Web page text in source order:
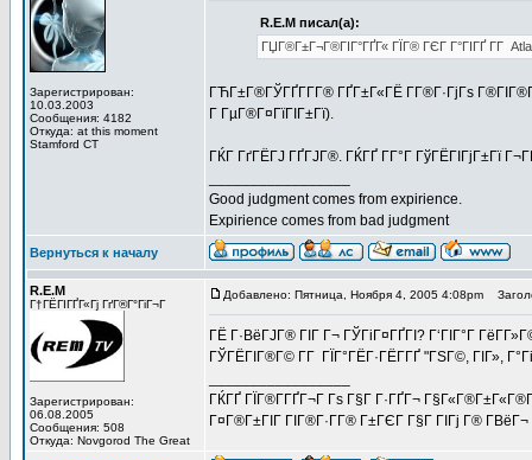
Зарегистрирован:
10.03.2003
Сообщения: 4182
Откуда: at this moment
Stamford CT
R.E.M писал(а):
ГЏГ®Г±Г¬Г®ГІГ°ГҐГ« ГЇГ® ГЄГ Г°ГІГҐ Г­Г
ГЋГ±Г®ГЎГҐГ­Г­Г® ГҐГ±Г«ГЁ Г­Г®Г·ГјГѕ
Г ГµГ®Г¤ГїГІГ±Гї).
ГЌГ ГґГЁГЈ ГҐГЈГ®. ГЌГҐ Г­Г°Г ГўГЁГІГјГ±Гї
Good judgment comes from expirience.
Expirience comes from bad judgment
Вернуться к началу
R.E.M
Г†ГЁГІГҐГ«Гј ГґГ®Г°ГіГ¬Г
Зарегистрирован:
06.08.2005
Сообщения: 508
Откуда: Novgorod The Great
Добавлено: Пятница, Ноября 4, 2005 4:08pm
ГЁ Г·ВёГЈГ® ГІГ Г¬ ГЎГіГ¤ГҐГІ? Г‘ГІГ°Г
ГЎГЁГІГ®Г© Г­Г ГЇГ°ГЁГ·ГЁГ­ГҐ "ГЅГ©, ГІГ»,
ГЌГҐ ГЇГ®Г­ГҐГ¬Г Гѕ Г§Г Г·ГҐГ¬
Г¤Г®Г±ГІГ ГІГ®Г·Г­Г® Г±ГЄГ Г§Г ГІГј Г® Г­ВёГ¬